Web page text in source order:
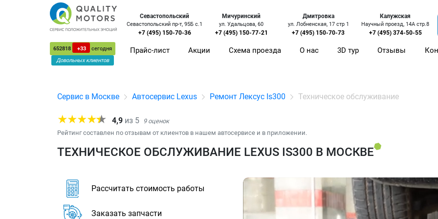
652818 +33
сегодня
Довольных клиентов
Севастопольский
Севастопольский пр-т, 95Б с.1
+7 (495) 150-70-36
Мичуринский
ул. Удальцова, 60
+7 (495) 150-77-21
Дмитровка
ул. Лобненская, 17 стр 1
+7 (495) 150-70-73
Калужская
Научный проезд, 14А стр.8
+7 (495) 374-50-55
Прайс-лист Акции Схема проезда О нас 3D тур Отзывы
Сервис в Москве Автосервис Lexus Ремонт Лексус Is300 Техническое обслуживание
4,9 из 5 9оценок
Рейтинг составлен по отзывам от клиентов в нашем автосервисе и в приложении.
ТЕХНИЧЕСКОЕ ОБСЛУЖИВАНИЕ LEXUS IS300 В МОСКВЕ
Рассчитать стоимость работы
Заказать запчасти